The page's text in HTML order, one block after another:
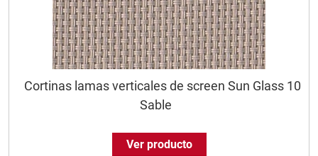
Cortinas lamas verticales de screen Sun Glass 10
Sable
Ver producto